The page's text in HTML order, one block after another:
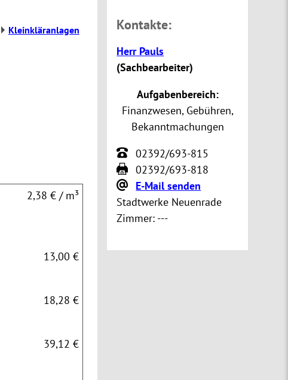
Kleinkläranlagen
2,38 € / m³
13,00 €
18,28 €
39,12 €
Kontakte:
Herr Pauls
(Sachbearbeiter)
Aufgabenbereich:
Finanzwesen, Gebühren,
Bekanntmachungen
02392/693-815
02392/693-818
E-Mail senden
Stadtwerke Neuenrade
Zimmer: ---